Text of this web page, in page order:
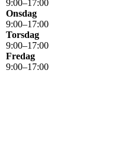
9:00–17:00
Onsdag
9:00–17:00
Torsdag
9:00–17:00
Fredag
9:00–17:00